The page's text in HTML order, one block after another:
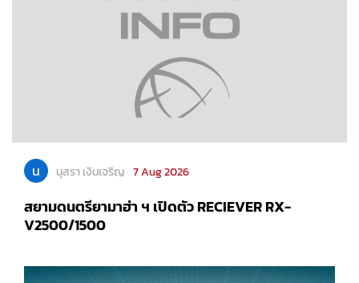
น นุสรา เงินเจริญ 7 Aug 2026
สยามดนตรียามาฮ่า ฯ เปิดตัว RECIEVER RX-
V2500/1500